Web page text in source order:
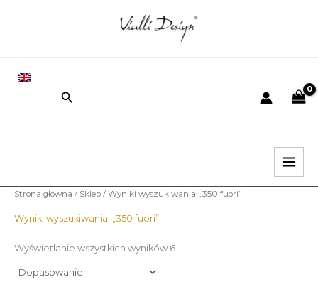
Wyszukiwanie
Strona główna / Sklep/ Wyniki wyszukiwania: „350 fuori”
Wyniki wyszukiwania: „350 fuori”
Wyświetlanie wszystkich wyników 6
najnowszych